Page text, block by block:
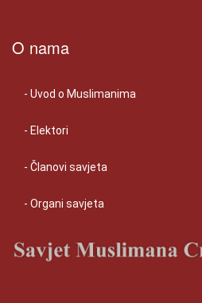
O nama
- Uvod o Muslimanima
- Elektori
- Članovi savjeta
- Organi savjeta